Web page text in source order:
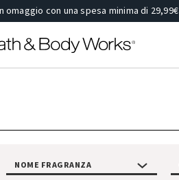
omaggio con una spesa minima di 29,99€
NOME FRAGRANZA